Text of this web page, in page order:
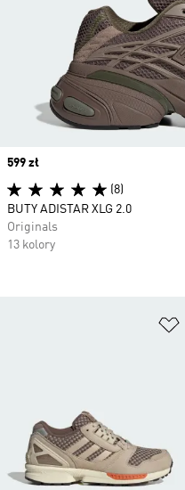
Price
599 zł
(8)
BUTY ADISTAR XLG 2.0
Originals
13 kolory